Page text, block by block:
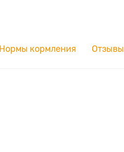
Нормы кормления Отзывы